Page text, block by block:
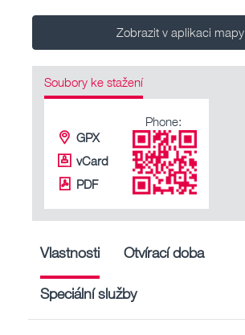
Zobrazit v aplikaci mapy
Soubory ke stažení
GPX
vCard
PDF
Phone:
Vlastnosti Otvírací doba
Speciální služby